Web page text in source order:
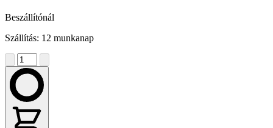
Beszállítónál
Szállítás: 12 munkanap